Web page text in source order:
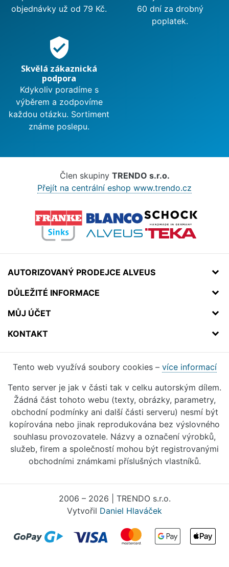
objednávky už od 79 Kč.
60 dní za drobný
poplatek.
verified_user
Skvělá zákaznická
podpora
Kdykoliv poradíme s
výběrem a zodpovíme
každou otázku. Sortiment
známe poslepu.
Člen skupiny TRENDO s.r.o.
Přejít na centrální eshop www.trendo.cz
AUTORIZOVANÝ PRODEJCE ALVEUS
DŮLEŽITÉ INFORMACE
MŮJ ÚČET
KONTAKT
Tento web využívá soubory cookies – více informací
Tento server je jak v části tak v celku autorským dílem.
Žádná část tohoto webu (texty, obrázky, parametry,
obchodní podmínky ani další části serveru) nesmí být
kopírována nebo jinak reprodukována bez výslovného
souhlasu provozovatele. Názvy a označení výrobků,
služeb, firem a společností mohou být registrovanými
obchodními známkami příslušných vlastníků.
2006 – 2026 | TRENDO s.r.o.
Vytvořil Daniel Hlaváček